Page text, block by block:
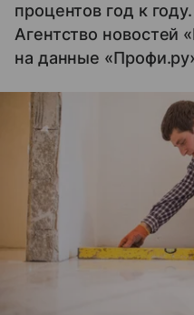
процентов год к
Агентство новостей
на данные